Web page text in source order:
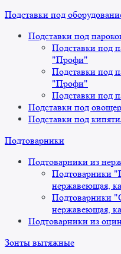
Подставки под
Подставки под
Подставки под
"Профи"
Подставки под
"Профи"
Подставки под
Подставки под
Подставки под
Подтоварники
Подтоварники из
Подтоварники
нержавеющая,
Подтоварники
нержавеющая,
Подтоварники из
Зонты вытяжные